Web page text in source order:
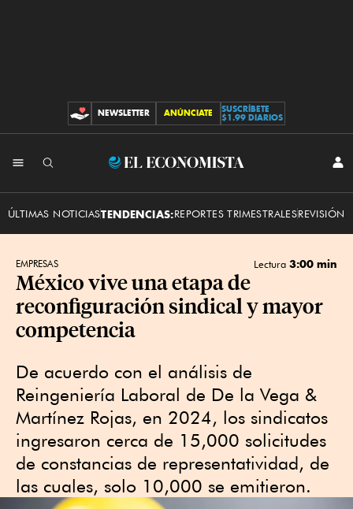
CONTRIBUCIONES
NEWSLETTER ANÚNCIATE
SUSCRÍBETE
$1.99 DIARIOS
El
ÚLTIMAS NOTICIASTENDENCIAS:REPORTES TRIMESTRALESREVISIÓN
EMPRESAS Lectura 3:00 min
México vive una etapa de
reconfiguración sindical y mayor
competencia
De acuerdo con el análisis de
Reingeniería Laboral de De la Vega &
Martínez Rojas, en 2024, los sindicatos
ingresaron cerca de 15,000 solicitudes
de constancias de representatividad, de
las cuales, solo 10,000 se emitieron.